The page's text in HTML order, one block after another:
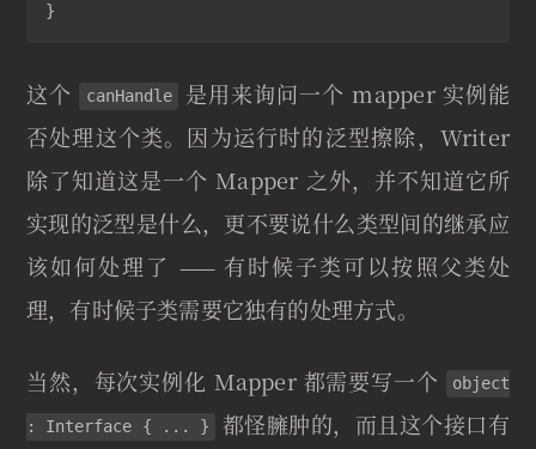
}
这个 canHandle
是用来询问一个 mapper 实例能
否处理这个类。因为运行时的泛型擦除，Writer
除了知道这是一个 Mapper 之外，并不知道它所
实现的泛型是什么，更不要说什么类型间的继承应
该如何处理了 —— 有时候子类可以按照父类处
理，有时候子类需要它独有的处理方式。
当然，每次实例化 Mapper 都需要写一个 object
: Interface { ... }
都怪臃肿的，而且这个接口有